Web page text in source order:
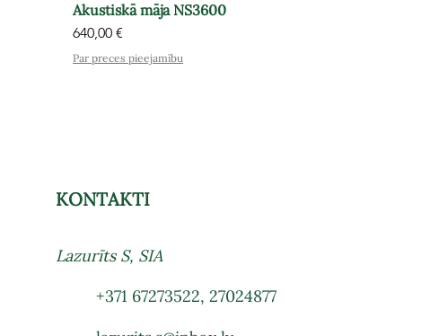
Akustiskā māja NS3600
Cena
640,00 €
Par preces pieejamību
KONTAKTI
Lazurīts S, SIA
+371 67273522,27024877